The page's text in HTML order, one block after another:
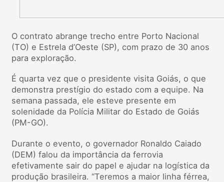
O contrato abrange trecho entre Porto Nacional
(TO) e Estrela d’Oeste (SP), com prazo de 30 anos
para exploração.
É quarta vez que o presidente visita Goiás, o que
demonstra prestígio do estado com a equipe. Na
semana passada, ele esteve presente em
solenidade da Polícia Militar do Estado de Goiás
(PM-GO).
Durante o evento, o governador Ronaldo Caiado
(DEM) falou da importância da ferrovia
efetivamente sair do papel e ajudar na logística da
produção brasileira. “Teremos a maior linha férrea,